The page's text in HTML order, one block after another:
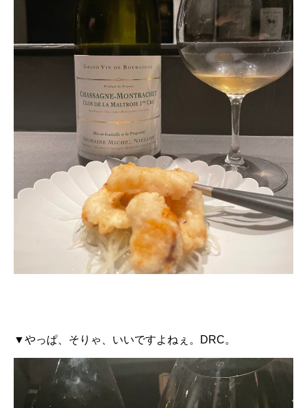
▼やっぱ、そりゃ、いいですよねぇ。DRC。